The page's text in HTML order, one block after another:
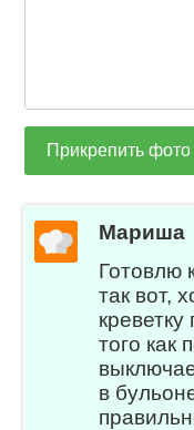
Прикрепить фото
Мариша
Готовлю
так вот,
креветку
того как
в